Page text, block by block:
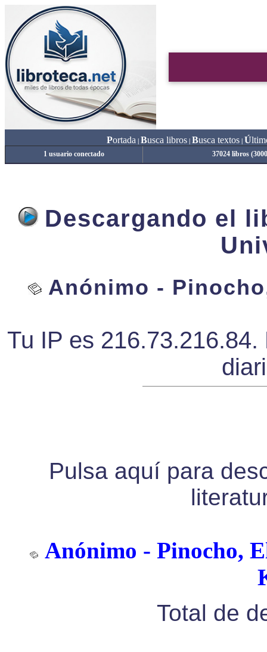
Portada Busca libros| Busca textos| Ú
1 usuario conectado 37024 libros
Descargando el
Anónimo -
Tu IP es
Pulsa aquí para
Anónimo - Pinocho,
Total de